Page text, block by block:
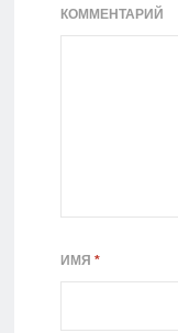
КОММЕНТАРИЙ
ИМЯ *